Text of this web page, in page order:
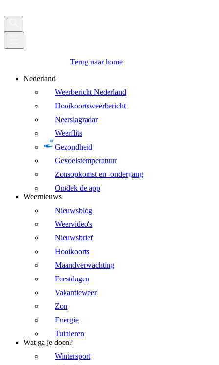
Terug naar home
Nederland
Weerbericht Nederland
Hooikoortsweerbericht
Neerslagradar
Weerflits
Gezondheid
Gevoelstemperatuur
Zonsopkomst en -ondergang
Ontdek de app
Weernieuws
Nieuwsblog
Weervideo's
Nieuwsbrief
Hooikoorts
Maandverwachting
Feestdagen
Vakantieweer
Zon
Energie
Tuinieren
Wat ga je doen?
Wintersport